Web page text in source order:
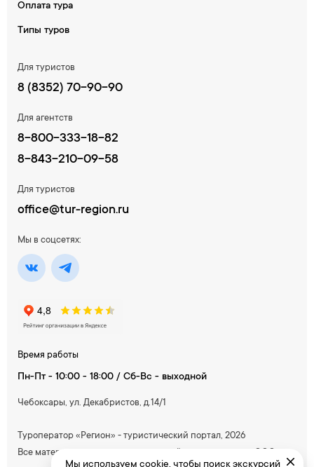
Время работы
Пн-Пт - 10:00 - 18:00 / Сб-Вс - выходной
Чебоксары, ул. Декабристов, д.14/1
Оплата тура
Типы туров
Для туристов
8 (8352) 70-90-90
Для агентств
8-800-333-18-82
8-843-210-09-58
Для туристов
office@tur-region.ru
Мы в соцсетях:
Туроператор «Регион» - туристический портал, 2026
Все материалы, содержащиеся на сайте, принадлежат ООО